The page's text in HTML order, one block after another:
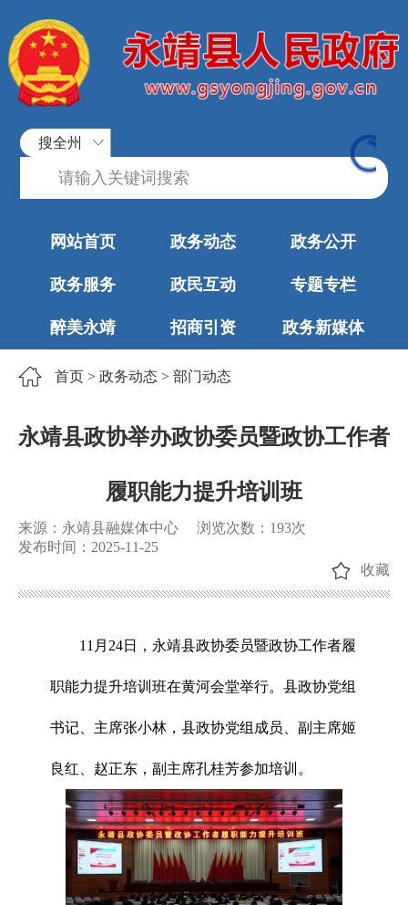
搜全州
网站首页 政务动态 政务公开
政务服务 政民互动 专题专栏
醉美永靖 招商引资 政务新媒体
首页 > 政务动态 > 部门动态
永靖县政协举办政协委员暨政协工作者
履职能力提升培训班
来源：永靖县融媒体中心 浏览次数： 193次
发布时间：2025-11-25
收藏
11月24日，永靖县政协委员暨政协工作者履
职能力提升培训班在黄河会堂举行。县政协党组
书记、主席张小林，县政协党组成员、副主席姬
良红、赵正东，副主席孔桂芳参加培训。